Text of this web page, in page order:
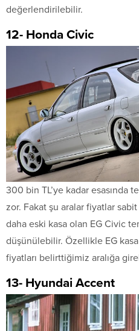
değerlendirilebilir.
12- Honda Civic
300 bin TL’ye kadar esasında
zor. Fakat şu aralar fiyatlar
daha eski kasa olan EG Civic
düşünülebilir. Özellikle EG
fiyatları belirttiğimiz aralığa
13- Hyundai Accent